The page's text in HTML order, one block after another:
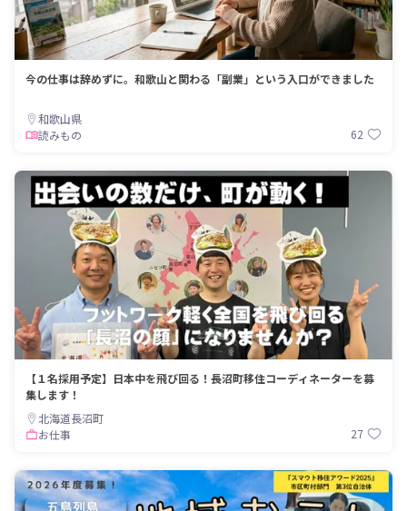
今の仕事は辞めずに。和歌山と関わる「副業」という入口ができました
和歌山県
読みもの
62
【１名採用予定】日本中を飛び回る！長沼町移住コーディネーターを募
集します！
北海道長沼町
お仕事
27